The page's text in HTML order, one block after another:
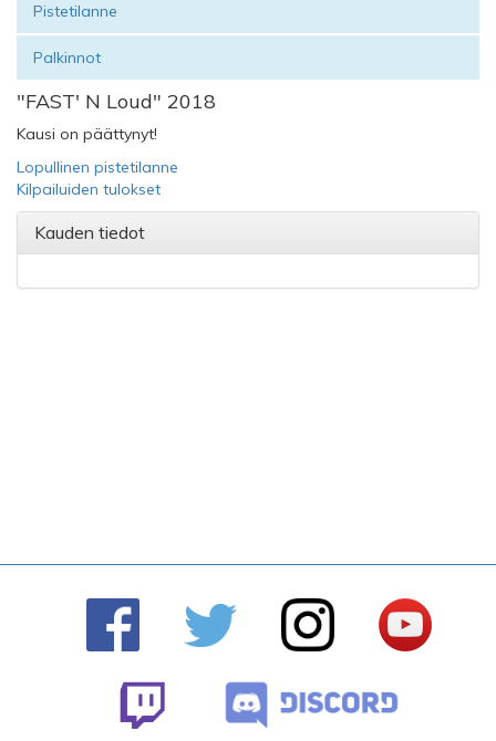
Pistetilanne
Palkinnot
"FAST' N Loud" 2018
Kausi on päättynyt!
Lopullinen pistetilanne
Kilpailuiden tulokset
Kauden tiedot